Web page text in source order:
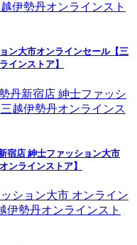
ン大市オンラインセール【三
インストア】
宿店 紳士ファッション大市
ンラインストア】